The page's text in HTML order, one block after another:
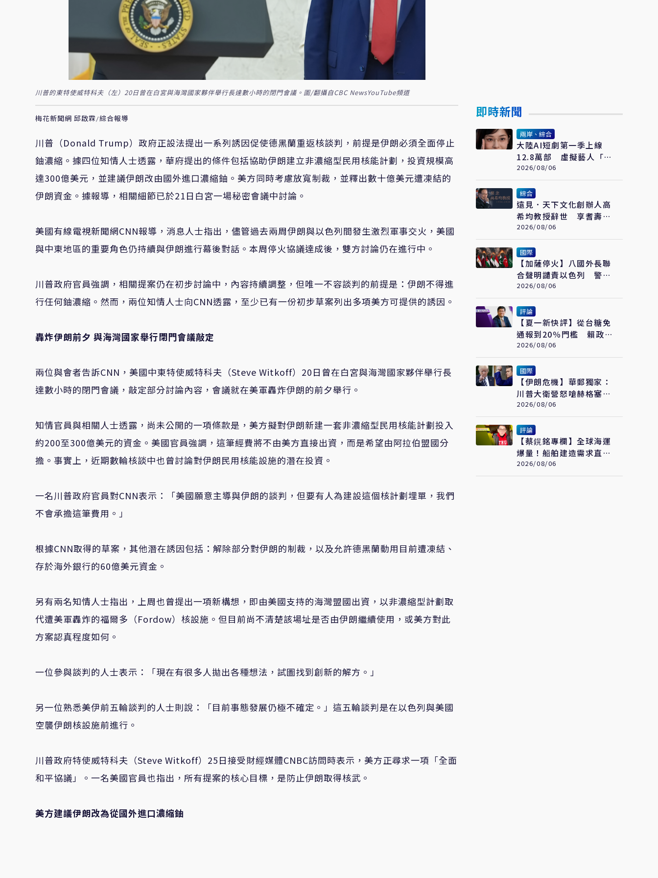
川普的東特使威特科夫（左）20日曾在白宮與海灣國家夥伴舉行長達數小時的閉門會議。圖/翻攝自CBC NewsYouTube頻道
梅花新聞網 邱啟霖/綜合報導
川普（Donald Trump）政府正設法提出一系列誘因促使德黑蘭重返核談判，前提是伊朗必須全面停止
鈾濃縮。據四位知情人士透露，華府提出的條件包括協助伊朗建立非濃縮型民用核能計劃，投資規模高
達300億美元，並建議伊朗改由國外進口濃縮鈾。美方同時考慮放寬制裁，並釋出數十億美元遭凍結的
伊朗資金。據報導，相關細節已於21日白宮一場秘密會議中討論。
美國有線電視新聞網CNN報導，消息人士指出，儘管過去兩周伊朗與以色列間發生激烈軍事交火，美國
與中東地區的重要角色仍持續與伊朗進行幕後對話。本周停火協議達成後，雙方討論仍在進行中。
川普政府官員強調，相關提案仍在初步討論中，內容持續調整，但唯一不容談判的前提是：伊朗不得進
行任何鈾濃縮。然而，兩位知情人士向CNN透露，至少已有一份初步草案列出多項美方可提供的誘因。
轟炸伊朗前夕 與海灣國家舉行閉門會議敲定
兩位與會者告訴CNN，美國中東特使威特科夫（Steve Witkoff）20日曾在白宮與海灣國家夥伴舉行長
達數小時的閉門會議，敲定部分討論內容，會議就在美軍轟炸伊朗的前夕舉行。
知情官員與相關人士透露，尚未公開的一項條款是，美方擬對伊朗新建一套非濃縮型民用核能計劃投入
約200至300億美元的資金。美國官員強調，這筆經費將不由美方直接出資，而是希望由阿拉伯盟國分
擔。事實上，近期數輪核談中也曾討論對伊朗民用核能設施的潛在投資。
一名川普政府官員對CNN表示：「美國願意主導與伊朗的談判，但要有人為建設這個核計劃埋單，我們
不會承擔這筆費用。」
根據CNN取得的草案，其他潛在誘因包括：解除部分對伊朗的制裁，以及允許德黑蘭動用目前遭凍結、
存於海外銀行的60億美元資金。
另有兩名知情人士指出，上周也曾提出一項新構想，即由美國支持的海灣盟國出資，以非濃縮型計劃取
代遭美軍轟炸的福爾多（Fordow）核設施。但目前尚不清楚該場址是否由伊朗繼續使用，或美方對此
方案認真程度如何。
一位參與談判的人士表示：「現在有很多人拋出各種想法，試圖找到創新的解方。」
另一位熟悉美伊前五輪談判的人士則說：「目前事態發展仍極不確定。」這五輪談判是在以色列與美國
空襲伊朗核設施前進行。
川普政府特使威特科夫（Steve Witkoff）25日接受財經媒體CNBC訪問時表示，美方正尋求一項「全面
和平協議」。一名美國官員也指出，所有提案的核心目標，是防止伊朗取得核武。
美方建議伊朗改為從國外進口濃縮鈾
即時新聞
兩岸、綜合
大陸AI短劇第一季上線
12.8萬部 虛擬藝人「方
桃子」接拍美瞳廣告
2026/08/06
綜合
遠見．天下文化創辦人高
希均教授辭世 享耆壽90
歲
2026/08/06
國際
【加薩停火】八國外長聯
合聲明譴責以色列 警告
加薩政治進程恐全面脫軌
2026/08/06
評論
【夏一新快評】從台糖免
通報到20％門檻 賴政府
食安到底有幾套標準？
2026/08/06
國際
【伊朗危機】華郵獨家：
川普大衛營怒嗆赫格塞
斯 伊朗彈藥嚴重短缺恐
限縮軍事選項
2026/08/06
評論
【蔡鎤銘專欄】全球海運
爆量！船舶建造需求直衝
1.1億總噸
2026/08/06